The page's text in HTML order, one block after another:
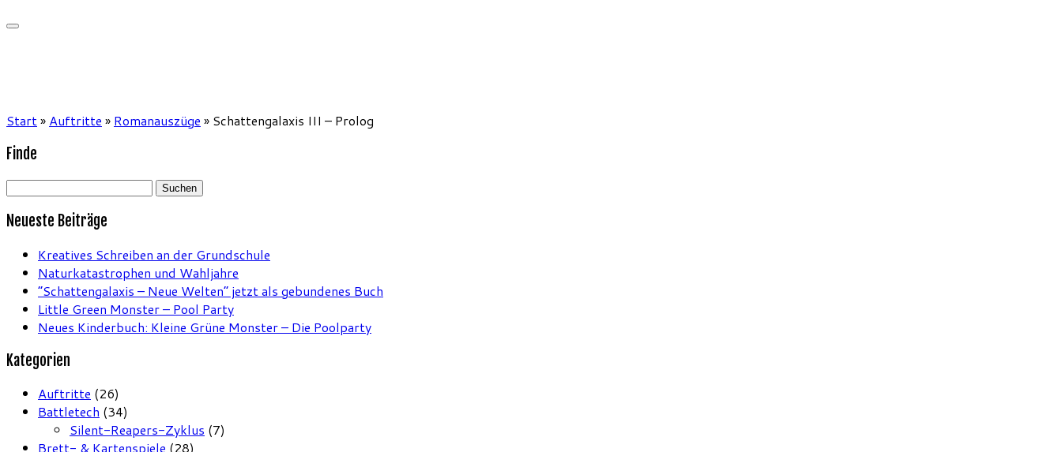
Start» Auftritte » Romanauszüge » Schattengalaxis III – Prolog
Finde
Suchen
Neueste Beiträge
Kreatives Schreiben an der Grundschule
Naturkatastrophen und Wahljahre
“Schattengalaxis – Neue Welten” jetzt als gebundenes Buch
Little Green Monster – Pool Party
Neues Kinderbuch: Kleine Grüne Monster – Die Poolparty
Kategorien
Auftritte (26)
Battletech (34)
Silent-Reapers-Zyklus (7)
Brett- & Kartenspiele (28)